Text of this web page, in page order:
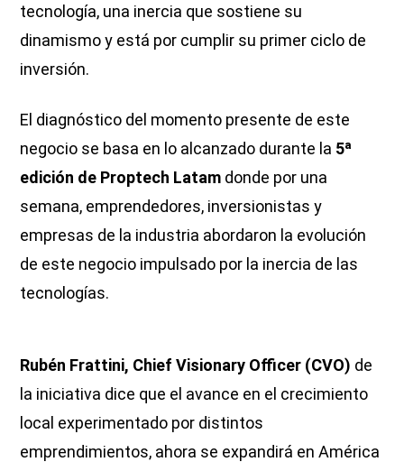
tecnología, una inercia que sostiene su
dinamismo y está por cumplir su primer ciclo de
inversión.
El diagnóstico del momento presente de este
negocio se basa en lo alcanzado durante la 5ª
edición de Proptech Latam donde por una
semana, emprendedores, inversionistas y
empresas de la industria abordaron la evolución
de este negocio impulsado por la inercia de las
tecnologías.
Rubén Frattini, Chief Visionary Officer (CVO) de
la iniciativa dice que el avance en el crecimiento
local experimentado por distintos
emprendimientos, ahora se expandirá en América